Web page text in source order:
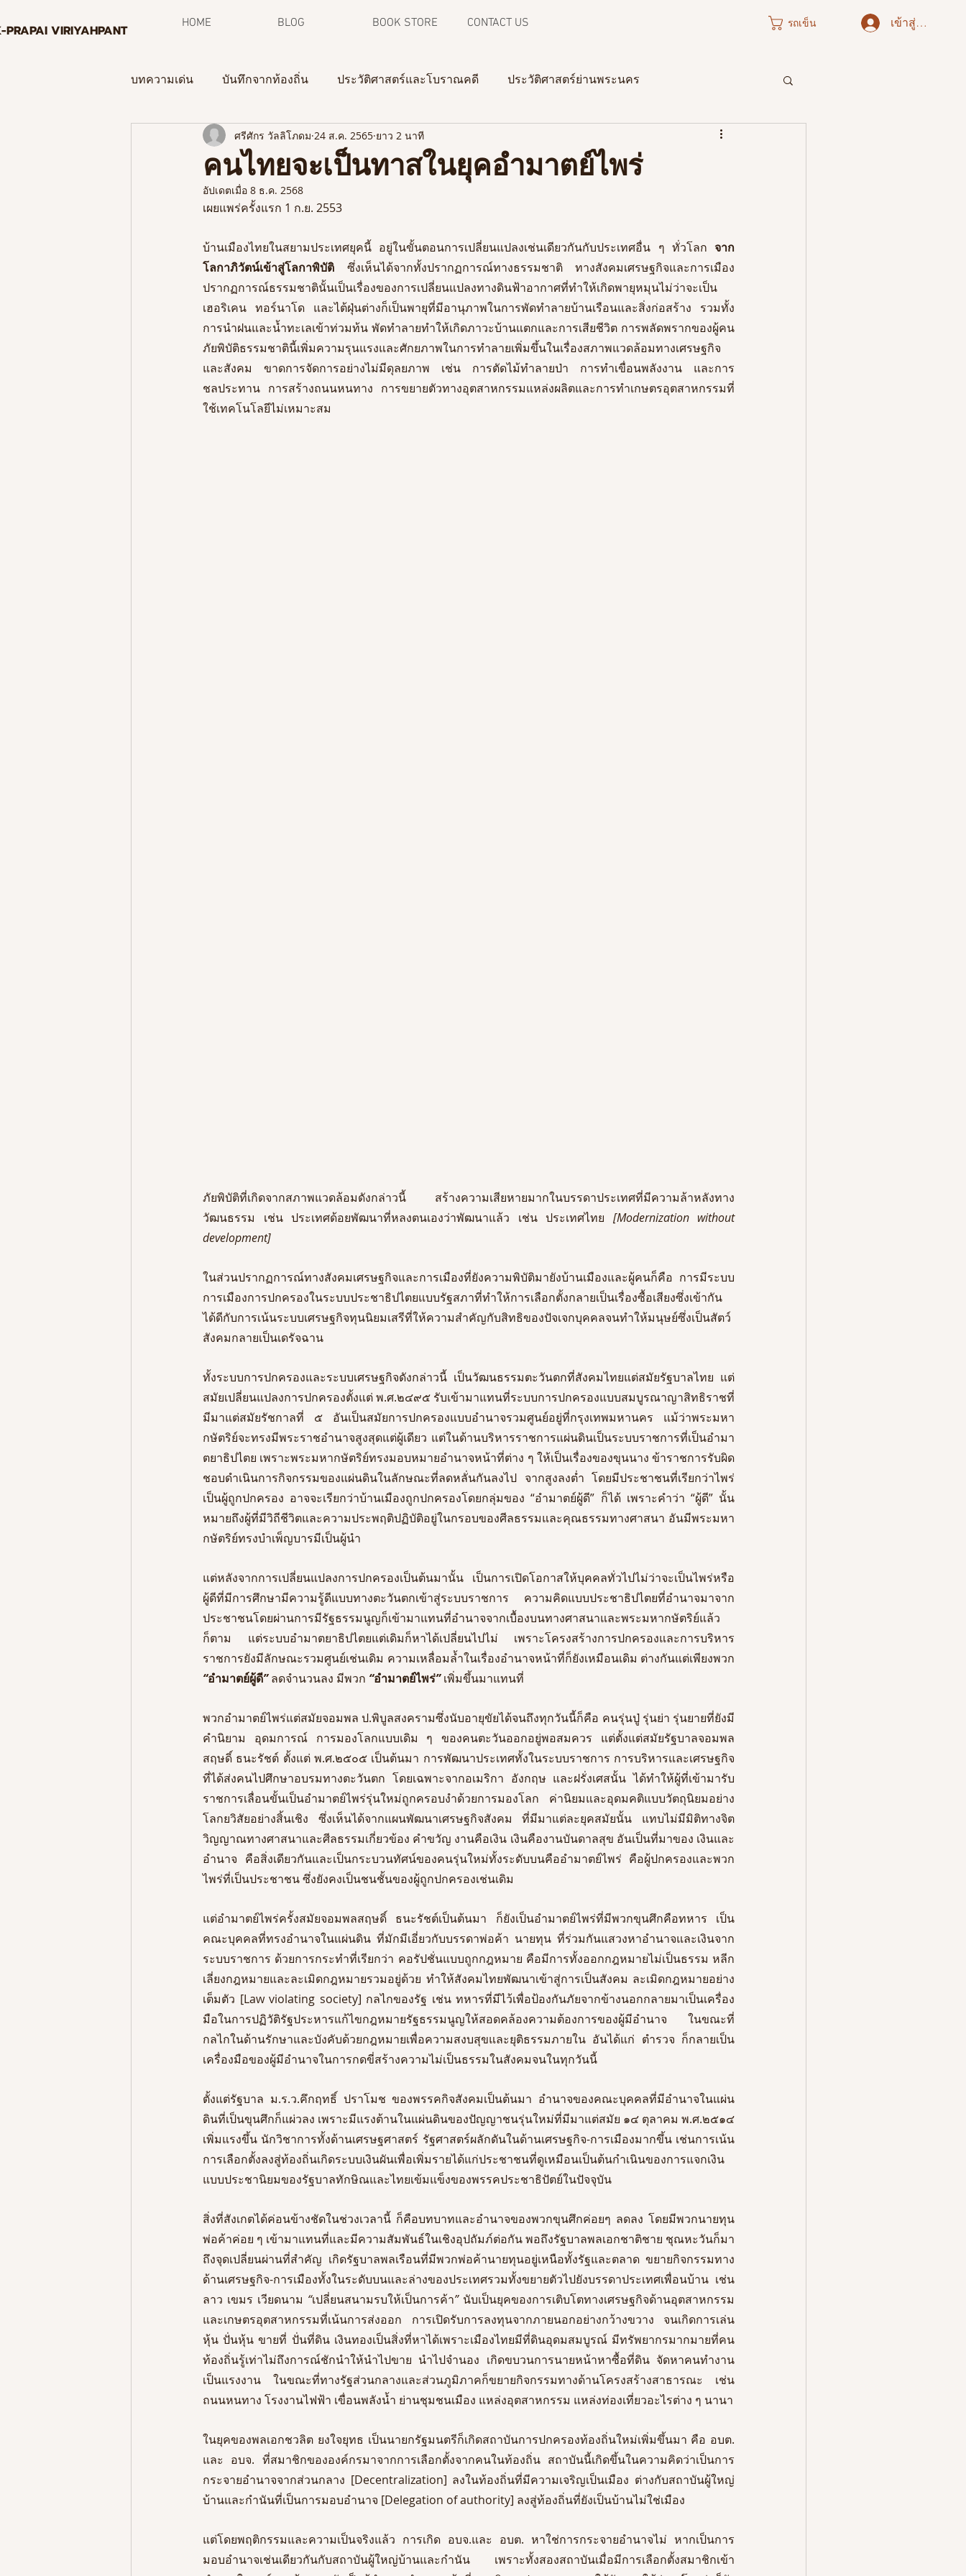
PRAPAI VIRIYAHPANT HOME BLOG BOOK STORE CONTACT US รถเข็น เข้าสู่ระบบ
บทความเด่น บันทึกจากท้องถิ่น ประวัติศาสตร์และโบราณคดี ประวัติศาสตร์ย่านพระนคร
กระบวนการพิพิธภัณฑ์ท้องถิ่น ความทรงจำจากภาพถ่าย
จดหมายข่าว
คนไทยจะเป็นทาสในยุคอำมาตย์ไพร่
ศรีศักร วัลลิโภดม 24 ส.ค. 2565 ยาว 2 นาที
อัปเดตเมื่อ 8 ธ.ค. 2568
เผยแพร่ครั้งแรก 1 ก.ย. 2553
บ้านเมืองไทยในสยามประเทศยุคนี้ อยู่ในขั้นตอนการเปลี่ยนแปลงเช่นเดียวกันกับประเทศอื่น ๆ ทั่วโลก จาก
โลกาภิวัตน์เข้าสู่โลกาพิบัติ ซึ่งเห็นได้จากทั้งปรากฏการณ์ทางธรรมชาติ ทางสังคมเศรษฐกิจและการเมือง
ปรากฏการณ์ธรรมชาตินั้นเป็นเรื่องของการเปลี่ยนแปลงทางดินฟ้าอากาศที่ทำให้เกิดพายุหมุนไม่ว่าจะเป็น
เฮอริเคน ทอร์นาโด และไต้ฝุ่นต่างก็เป็นพายุที่มีอานุภาพในการพัดทำลายบ้านเรือนและสิ่งก่อสร้าง รวมทั้ง
การนำฝนและน้ำทะเลเข้าท่วมท้น พัดทำลายทำให้เกิดภาวะบ้านแตกและการเสียชีวิต การพลัดพรากของผู้คน
ภัยพิบัติธรรมชาตินี้เพิ่มความรุนแรงและศักยภาพในการทำลายเพิ่มขึ้นในเรื่องสภาพแวดล้อมทางเศรษฐกิจ
และสังคม ขาดการจัดการอย่างไม่มีดุลยภาพ เช่น การตัดไม้ทำลายป่า การทำเขื่อนพลังงาน และการ
ชลประทาน การสร้างถนนหนทาง การขยายตัวทางอุตสาหกรรมแหล่งผลิตและการทำเกษตรอุตสาหกรรมที่
ใช้เทคโนโลยีไม่เหมาะสม
ภัยพิบัติที่เกิดจากสภาพแวดล้อมดังกล่าวนี้
สร้างความเสียหายมากในบรรดาประเทศที่มีความล้าหลังทาง
วัฒนธรรม
เช่น ประเทศด้อยพัฒนาที่หลงตนเองว่าพัฒนาแล้ว เช่น ประเทศไทย [Modernization without
development]
ในส่วนปรากฏการณ์ทางสังคมเศรษฐกิจและการเมืองที่ยังความพิบัติมายังบ้านเมืองและผู้คนก็คือ การมีระบบ
การเมืองการปกครองในระบบประชาธิปไตยแบบรัฐสภาที่ทำให้การเลือกตั้งกลายเป็นเรื่องซื้อเสียงซึ่งเข้ากัน
ได้ดีกับการเน้นระบบเศรษฐกิจทุนนิยมเสรีที่ให้ความสำคัญกับสิทธิของปัจเจกบุคคลจนทำให้มนุษย์ซึ่งเป็นสัตว์
สังคมกลายเป็นเดรัจฉาน
ทั้งระบบการปกครองและระบบเศรษฐกิจดังกล่าวนี้ เป็นวัฒนธรรมตะวันตกที่สังคมไทยแต่สมัยรัฐบาลไทย แต่
สมัยเปลี่ยนแปลงการปกครองตั้งแต่ พ.ศ.๒๔๙๕ รับเข้ามาแทนที่ระบบการปกครองแบบสมบูรณาญาสิทธิราชที่
มีมาแต่สมัยรัชกาลที่ ๕ อันเป็นสมัยการปกครองแบบอำนาจรวมศูนย์อยู่ที่กรุงเทพมหานคร แม้ว่าพระมหา
กษัตริย์จะทรงมีพระราชอำนาจสูงสุดแต่ผู้เดียว แต่ในด้านบริหารราชการแผ่นดินเป็นระบบราชการที่เป็นอำมา
ตยาธิปไตย เพราะพระมหากษัตริย์ทรงมอบหมายอำนาจหน้าที่ต่าง ๆ ให้เป็นเรื่องของขุนนาง ข้าราชการรับผิด
ชอบดำเนินการกิจกรรมของแผ่นดินในลักษณะที่ลดหลั่นกันลงไป จากสูงลงต่ำ โดยมีประชาชนที่เรียกว่าไพร่
เป็นผู้ถูกปกครอง อาจจะเรียกว่าบ้านเมืองถูกปกครองโดยกลุ่มของ “อำมาตย์ผู้ดี” ก็ได้ เพราะคำว่า “ผู้ดี” นั้น
หมายถึงผู้ที่มีวิถีชีวิตและความประพฤติปฏิบัติอยู่ในกรอบของศีลธรรมและคุณธรรมทางศาสนา อันมีพระมหา
กษัตริย์ทรงบำเพ็ญบารมีเป็นผู้นำ
แต่หลังจากการเปลี่ยนแปลงการปกครองเป็นต้นมานั้น เป็นการเปิดโอกาสให้บุคคลทั่วไปไม่ว่าจะเป็นไพร่หรือ
ผู้ดีที่มีการศึกษามีความรู้ดีแบบทางตะวันตกเข้าสู่ระบบราชการ ความคิดแบบประชาธิปไตยที่อำนาจมาจาก
ประชาชนโดยผ่านการมีรัฐธรรมนูญก็เข้ามาแทนที่อำนาจจากเบื้องบนทางศาสนาและพระมหากษัตริย์แล้ว
ก็ตาม แต่ระบบอำมาตยาธิปไตยแต่เดิมก็หาได้เปลี่ยนไปไม่ เพราะโครงสร้างการปกครองและการบริหาร
“อำมาตย์ผู้ดี” ลดจำนวนลง มีพวก “อำมาตย์ไพร่” เพิ่มขึ้นมาแทนที่
พวกอำมาตย์ไพร่แต่สมัยจอมพล ป.พิบูลสงครามซึ่งนับอายุขัยได้จนถึงทุกวันนี้ก็คือ คนรุ่นปู่ รุ่นย่า รุ่นยายที่ยังมี
คำนิยาม อุดมการณ์ การมองโลกแบบเดิม ๆ ของคนตะวันออกอยู่พอสมควร แต่ตั้งแต่สมัยรัฐบาลจอมพล
สฤษดิ์ ธนะรัชต์ ตั้งแต่ พ.ศ.๒๕๐๕ เป็นต้นมา การพัฒนาประเทศทั้งในระบบราชการ การบริหารและเศรษฐกิจ
ที่ได้ส่งคนไปศึกษาอบรมทางตะวันตก โดยเฉพาะจากอเมริกา อังกฤษ และฝรั่งเศสนั้น ได้ทำให้ผู้ที่เข้ามารับ
ราชการเลื่อนขั้นเป็นอำมาตย์ไพร่รุ่นใหม่ถูกครอบงำด้วยการมองโลก ค่านิยมและอุดมคติแบบวัตถุนิยมอย่าง
โลกยวิสัยอย่างสิ้นเชิง ซึ่งเห็นได้จากแผนพัฒนาเศรษฐกิจสังคม ที่มีมาแต่ละยุคสมัยนั้น แทบไม่มีมิติทางจิต
วิญญาณทางศาสนาและศีลธรรมเกี่ยวข้อง คำขวัญ งานคือเงิน เงินคืองานบันดาลสุข อันเป็นที่มาของ เงินและ
อำนาจ คือสิ่งเดียวกันและเป็นกระบวนทัศน์ของคนรุ่นใหม่ทั้งระดับบนคืออำมาตย์ไพร่ คือผู้ปกครองและพวก
ไพร่ที่เป็นประชาชน ซึ่งยังคงเป็นชนชั้นของผู้ถูกปกครองเช่นเดิม
แต่อำมาตย์ไพร่ครั้งสมัยจอมพลสฤษดิ์ ธนะรัชต์เป็นต้นมา ก็ยังเป็นอำมาตย์ไพร่ที่มีพวกขุนศึกคือทหาร เป็น
คณะบุคคลที่ทรงอำนาจในแผ่นดิน ที่มักมีเอี่ยวกับบรรดาพ่อค้า นายทุน ที่ร่วมกันแสวงหาอำนาจและเงินจาก
ระบบราชการ ด้วยการกระทำที่เรียกว่า คอรัปชั่นแบบถูกกฎหมาย คือมีการทั้งออกกฎหมายไม่เป็นธรรม หลีก
เลี่ยงกฎหมายและละเมิดกฎหมายรวมอยู่ด้วย ทำให้สังคมไทยพัฒนาเข้าสู่การเป็นสังคม ละเมิดกฎหมายอย่าง
เต็มตัว [Law violating society] กลไกของรัฐ เช่น ทหารที่มีไว้เพื่อป้องกันภัยจากข้างนอกกลายมาเป็นเครื่อง
มือในการปฏิวัติรัฐประหารแก้ไขกฎหมายรัฐธรรมนูญให้สอดคล้องความต้องการของผู้มีอำนาจ ในขณะที่
กลไกในด้านรักษาและบังคับด้วยกฎหมายเพื่อความสงบสุขและยุติธรรมภายใน อันได้แก่ ตำรวจ ก็กลายเป็น
เครื่องมือของผู้มีอำนาจในการกดขี่สร้างความไม่เป็นธรรมในสังคมจนในทุกวันนี้
ตั้งแต่รัฐบาล ม.ร.ว.คึกฤทธิ์ ปราโมช ของพรรคกิจสังคมเป็นต้นมา อำนาจของคณะบุคคลที่มีอำนาจในแผ่น
ดินที่เป็นขุนศึกก็แผ่วลง เพราะมีแรงต้านในแผ่นดินของปัญญาชนรุ่นใหม่ที่มีมาแต่สมัย ๑๔ ตุลาคม พ.ศ.๒๕๑๔
เพิ่มแรงขึ้น นักวิชาการทั้งด้านเศรษฐศาสตร์ รัฐศาสตร์ผลักดันในด้านเศรษฐกิจ-การเมืองมากขึ้น เช่นการเน้น
การเลือกตั้งลงสู่ท้องถิ่นเกิดระบบเงินผันเพื่อเพิ่มรายได้แก่ประชาชนที่ดูเหมือนเป็นต้นกำเนินของการแจกเงิน
แบบประชานิยมของรัฐบาลทักษิณและไทยเข้มแข็งของพรรคประชาธิปัตย์ในปัจจุบัน
สิ่งที่สังเกตได้ค่อนข้างชัดในช่วงเวลานี้ ก็คือบทบาทและอำนาจของพวกขุนศึกค่อยๆ ลดลง โดยมีพวกนายทุน
พ่อค้าค่อย ๆ เข้ามาแทนที่และมีความสัมพันธ์ในเชิงอุปถัมภ์ต่อกัน พอถึงรัฐบาลพลเอกชาติชาย ชุณหะวันก็มา
ถึงจุดเปลี่ยนผ่านที่สำคัญ เกิดรัฐบาลพลเรือนที่มีพวกพ่อค้านายทุนอยู่เหนือทั้งรัฐและตลาด ขยายกิจกรรมทาง
ด้านเศรษฐกิจ-การเมืองทั้งในระดับบนและล่างของประเทศรวมทั้งขยายตัวไปยังบรรดาประเทศเพื่อนบ้าน เช่น
ลาว เขมร เวียดนาม “เปลี่ยนสนามรบให้เป็นการค้า” นับเป็นยุคของการเติบโตทางเศรษฐกิจด้านอุตสาหกรรม
และเกษตรอุตสาหกรรมที่เน้นการส่งออก การเปิดรับการลงทุนจากภายนอกอย่างกว้างขวาง จนเกิดการเล่น
หุ้น ปั่นหุ้น ขายที่ ปั่นที่ดิน เงินทองเป็นสิ่งที่หาได้เพราะเมืองไทยมีที่ดินอุดมสมบูรณ์ มีทรัพยากรมากมายที่คน
ท้องถิ่นรู้เท่าไม่ถึงการณ์ชักนำให้นำไปขาย นำไปจำนอง เกิดขบวนการนายหน้าหาซื้อที่ดิน จัดหาคนทำงาน
เป็นแรงงาน ในขณะที่ทางรัฐส่วนกลางและส่วนภูมิภาคก็ขยายกิจกรรมทางด้านโครงสร้างสาธารณะ เช่น
ในยุคของพลเอกชวลิต ยงใจยุทธ เป็นนายกรัฐมนตรีก็เกิดสถาบันการปกครองท้องถิ่นใหม่เพิ่มขึ้นมา คือ อบต.
และ อบจ. ที่สมาชิกขององค์กรมาจากการเลือกตั้งจากคนในท้องถิ่น สถาบันนี้เกิดขึ้นในความคิดว่าเป็นการ
กระจายอำนาจจากส่วนกลาง [Decentralization] ลงในท้องถิ่นที่มีความเจริญเป็นเมือง ต่างกับสถาบันผู้ใหญ่
บ้านและกำนันที่เป็นการมอบอำนาจ [Delegation of authority] ลงสู่ท้องถิ่นที่ยังเป็นบ้านไม่ใช่เมือง
แต่โดยพฤติกรรมและความเป็นจริงแล้ว การเกิด อบจ.และ อบต. หาใช่การกระจายอำนาจไม่ หากเป็นการ
มอบอำนาจเช่นเดียวกันกับสถาบันผู้ใหญ่บ้านและกำนัน เพราะทั้งสองสถาบันเมื่อมีการเลือกตั้งสมาชิกเข้า